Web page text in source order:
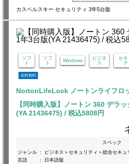
カスペルスキー セキュリティ 3年5台版
ソフ
ト
ソフ
ト
Windows
ビジネ
ス
セキ
テ
送料無料
NortonLifeLock ノートンライフロ
【同時購入版】ノートン 360 デラ
(YA 21436475) / 税込5808円
スペック
ジャンル :
ビジネス＞セキュリティ＞総合セキュ
言語
: 日本語版